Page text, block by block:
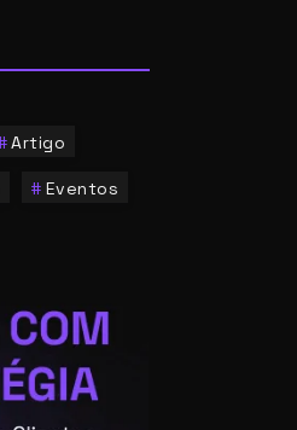
Artigo
Eventos